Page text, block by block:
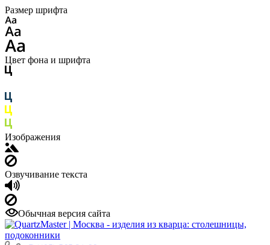
Размер шрифта
Цвет фона и шрифта
Изображения
Озвучивание текста
Обычная версия сайта